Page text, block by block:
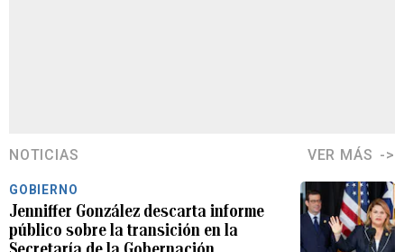
NOTICIAS VER MÁS
GOBIERNO
Jenniffer González descarta informe
público sobre la transición en la